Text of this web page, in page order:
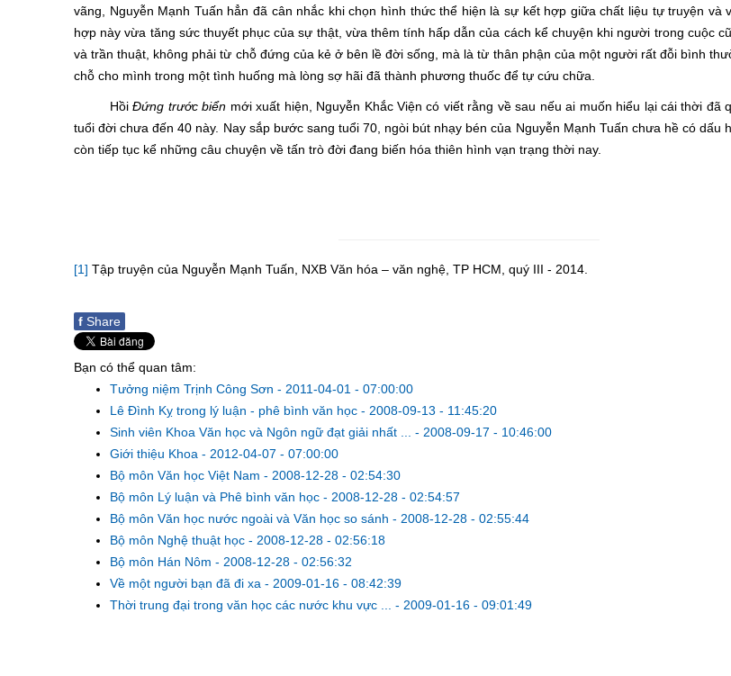
vãng, Nguyễn Mạnh Tuấn hẳn đã cân nhắc khi chọn hình thức thể hiện là sự kết hợp giữa chất liệu tự truyện và
hợp này vừa tăng sức thuyết phục của sự thật, vừa thêm tính hấp dẫn của cách kể chuyện khi người trong cuộc
và trần thuật, không phải từ chỗ đứng của kẻ ở bên lề đời sống, mà là từ thân phận của một người rất đỗi bình
chỗ cho mình trong một tình huống mà lòng sợ hãi đã thành phương thuốc để tự cứu chữa.
HồiĐứng trước biển mới xuất hiện, Nguyễn Khắc Viện có viết rằng về sau nếu ai muốn hiểu lại cái thời đã
tuổi đời chưa đến 40 này. Nay sắp bước sang tuổi 70, ngòi bút nhạy bén của Nguyễn Mạnh Tuấn chưa hề có dấu
còn tiếp tục kể những câu chuyện về tấn trò đời đang biến hóa thiên hình vạn trạng thời nay.
[1] Tập truyện của Nguyễn Mạnh Tuấn, NXB Văn hóa – văn nghệ, TP HCM, quý III - 2014.
f Share
Bạn có thể quan tâm:
Tưởng niệm Trịnh Công Sơn - 2011-04-01 - 07:00:00
Lê Đình Kỵ trong lý luận - phê bình văn học - 2008-09-13 - 11:45:20
Sinh viên Khoa Văn học và Ngôn ngữ đạt giải nhất ... - 2008-09-17 - 10:46:00
Giới thiệu Khoa - 2012-04-07 - 07:00:00
Bộ môn Văn học Việt Nam - 2008-12-28 - 02:54:30
Bộ môn Lý luận và Phê bình văn học - 2008-12-28 - 02:54:57
Bộ môn Văn học nước ngoài và Văn học so sánh - 2008-12-28 - 02:55:44
Bộ môn Nghệ thuật học - 2008-12-28 - 02:56:18
Bộ môn Hán Nôm - 2008-12-28 - 02:56:32
Về một người bạn đã đi xa - 2009-01-16 - 08:42:39
Thời trung đại trong văn học các nước khu vực ... - 2009-01-16 - 09:01:49